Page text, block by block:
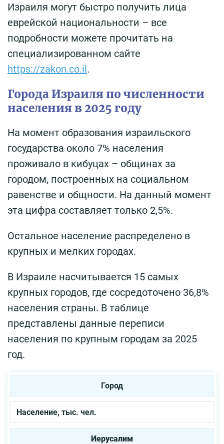
Израиля могут быстро получить лица
еврейской национальности – все
подробности можете прочитать на
специализированном сайте
https://zakon.co.il.
Города Израиля по численности
населения в 2025 году
На момент образования израильского
государства около 7% населения
проживало в кибуцах – общинах за
городом, построенных на социальном
равенстве и общности. На данный момент
эта цифра составляет только 2,5%.
Остальное население распределено в
крупных и мелких городах.
В Израиле насчитывается 15 самых
крупных городов, где сосредоточено 36,8%
населения страны. В таблице
представлены данные переписи
населения по крупным городам за 2025
год.
Город
Население, тыс. чел.
Иерусалим